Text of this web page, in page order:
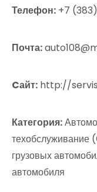
Телефон: +7
Почта:
Cайт: http://
Категория:
техобслуживание
грузовых
автомобиля